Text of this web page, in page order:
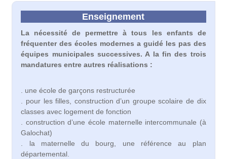
Enseignement
La nécessité de permettre à tous les enfants de
fréquenter des écoles modernes a guidé les pas des
équipes municipales successives. A la fin des trois
mandatures entre autres réalisations :
. une école de garçons restructurée
. pour les filles, construction d’un groupe scolaire de dix
classes avec logement de fonction
. construction d’une école maternelle intercommunale (à
Galochat)
. la maternelle du bourg, une référence au plan
départemental.